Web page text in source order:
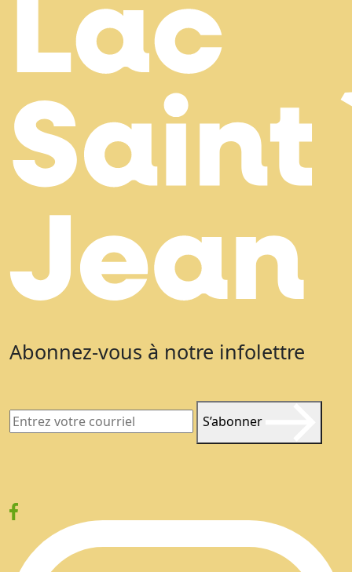
Abonnez-vous à notre infolettre
S’abonner